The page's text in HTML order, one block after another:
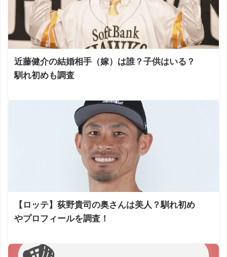
近藤健介の結婚相手（嫁）は誰？子供はいる？
馴れ初めも調査
【ロッテ】荻野貴司の奥さんは美人？馴れ初め
やプロフィールを調査！